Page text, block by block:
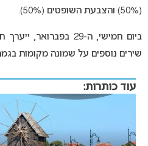
(50%) והצבעת השופטים (50%).
שירים נוספים על שמונה מקומות בגמר
עוד כותרות: